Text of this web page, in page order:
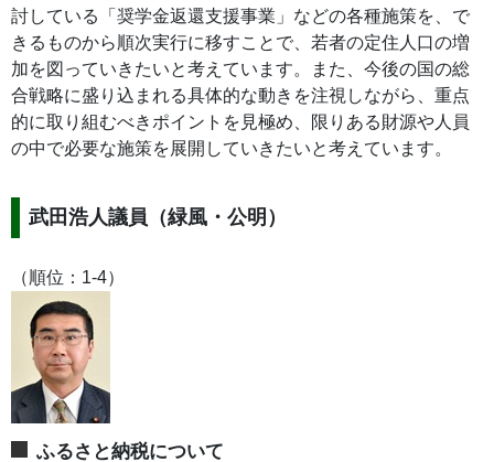
討している「奨学金返還支援事業」などの各種施策を、で
きるものから順次実行に移すことで、若者の定住人口の増
加を図っていきたいと考えています。また、今後の国の総
合戦略に盛り込まれる具体的な動きを注視しながら、重点
的に取り組むべきポイントを見極め、限りある財源や人員
の中で必要な施策を展開していきたいと考えています。
武田浩人議員（緑風・公明）
（順位：1-4）
ふるさと納税について